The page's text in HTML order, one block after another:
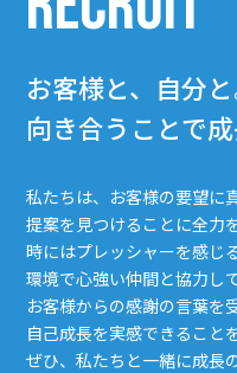
お客様と、自分と
向き合うことで成
私たちは、お客様の要望に
提案を見つけることに全力
時にはプレッシャーを感じ
環境で心強い仲間と協力し
お客様からの感謝の言葉を
自己成長を実感できること
ぜひ、私たちと一緒に成長